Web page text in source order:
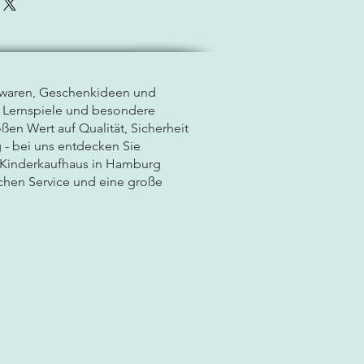
Geschenkideen und
und besondere
Wert auf Qualität, Sicherheit
bei uns entdecken Sie
in Hamburg
Service und eine große